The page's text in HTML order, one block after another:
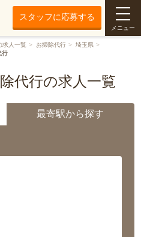
スタッフに応募する
メニュー
求人一覧 お掃除代行
埼玉県
行
代行の求人一覧
最寄駅から探す